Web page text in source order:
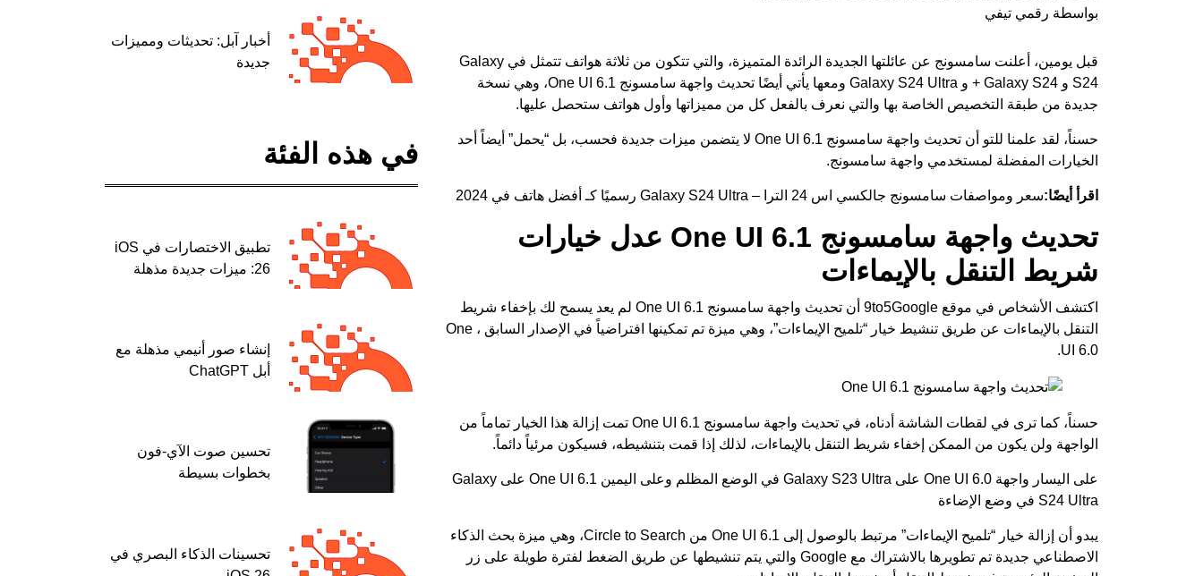
بواسطة رقمي تيفي
قبل يومين، أعلنت سامسونج عن عائلتها الجديدة الرائدة المتميزة، والتي تتكون من ثلاثة هواتف تتمثل في Galaxy
S24 و Galaxy S24 + و Galaxy S24 Ultra ومعها يأتي أيضًا
تحديث واجهة سامسونج One UI 6.1
، وهي نسخة
جديدة من طبقة التخصيص الخاصة بها والتي نعرف بالفعل كل من مميزاتها وأول هواتف ستحصل عليها.
حسناً، لقد علمنا للتو أن تحديث واجهة سامسونج One UI 6.1 لا يتضمن ميزات جديدة فحسب، بل “يحمل” أيضاً أحد
الخيارات المفضلة لمستخدمي واجهة سامسونج.
اقرأ أيضًا:سعر ومواصفات سامسونج جالكسي اس 24 الترا – Galaxy S24 Ultra رسميًا كـ أفضل هاتف في 2024
تحديث واجهة سامسونج One UI 6.1 عدل خيارات
شريط التنقل بالإيماءات
اكتشف الأشخاص في موقع 9to5Google
أن تحديث واجهة سامسونج One UI 6.1 لم يعد يسمح لك بإخفاء شريط
التنقل بالإيماءات عن طريق تنشيط خيار “تلميح الإيماءات”، وهي ميزة تم تمكينها افتراضياً في الإصدار السابق ، One
UI 6.0.
حسناً، كما ترى في لقطات الشاشة أدناه، في تحديث واجهة سامسونج One UI 6.1 تمت إزالة هذا الخيار تماماً من
الواجهة ولن يكون من الممكن إخفاء شريط التنقل بالإيماءات، لذلك إذا قمت بتنشيطه، فسيكون مرئياً دائماً.
على اليسار واجهة One UI 6.0 على Galaxy S23 Ultra في الوضع المظلم وعلى اليمين One UI 6.1 على Galaxy
S24 Ultra في وضع الإضاءة
يبدو أن إزالة خيار “تلميح الإيماءات” مرتبط بالوصول إلى One UI 6.1 من Circle to Search، وهي ميزة بحث الذكاء
الاصطناعي جديدة تم تطويرها بالاشتراك مع Google والتي يتم تنشيطها عن طريق الضغط لفترة طويلة على زر
أخبار آبل: تحديثات ومميزات
جديدة
في هذه الفئة
تطبيق الاختصارات في iOS
26: ميزات جديدة مذهلة
إنشاء صور أنيمي مذهلة مع
أبل ChatGPT
تحسين صوت الآي-فون
بخطوات بسيطة
تحسينات الذكاء البصري في